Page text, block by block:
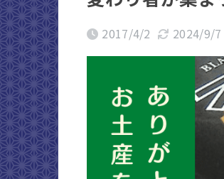
2017/4/2 2024/9/7